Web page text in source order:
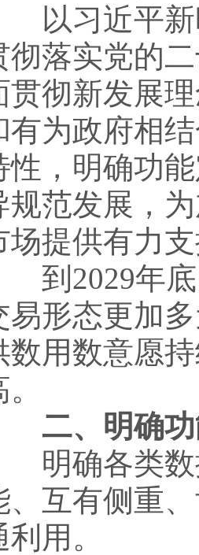
习近平新
彻落实党的
贯彻新发展
有为政府相
性，明确功
规范发展，
场提供有力
2029年底
易形态更加
数用数意愿
二、明确
确各类数
、互有侧重
利用。